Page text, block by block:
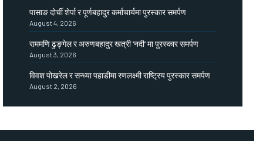
पासाङ दोर्ची शेर्पा र पूर्णबहादुर कर्माचार्यमा पुरस्कार समर्पण
August 4, 2026
राममणि ढुङ्गेल र अरुणबहादुर खत्री ‘नदी’ मा पुरस्कार समर्पण
August 3, 2026
विवश पोखरेल र सन्ध्या पहाडीमा रणलक्ष्मी राष्ट्रिय पुरस्कार समर्पण
August 2, 2026